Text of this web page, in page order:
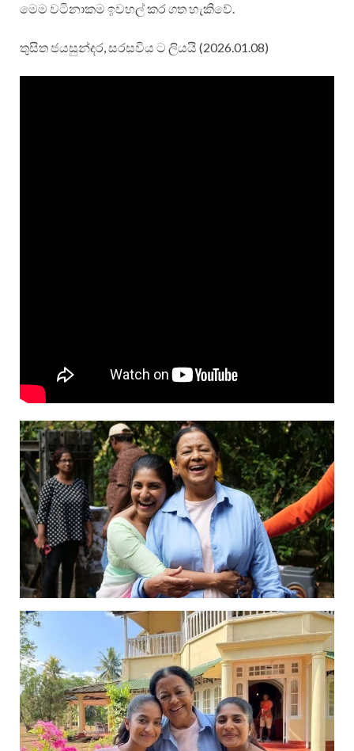
මෙම වටිනාකම ඉවහල් කර ගත හැකිවේ.
තුසිත ජයසුන්දර, සරසවිය ට ලියයි (2026.01.08)